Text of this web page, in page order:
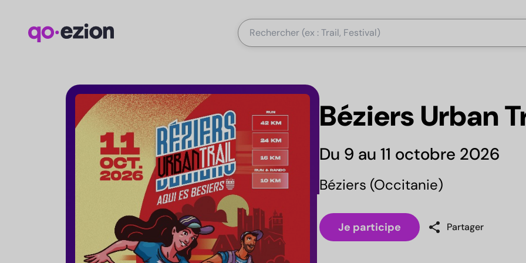
Béziers Urban
Du 9 au 11 octobre 2026
Béziers (Occitanie)
Je participe share Partager